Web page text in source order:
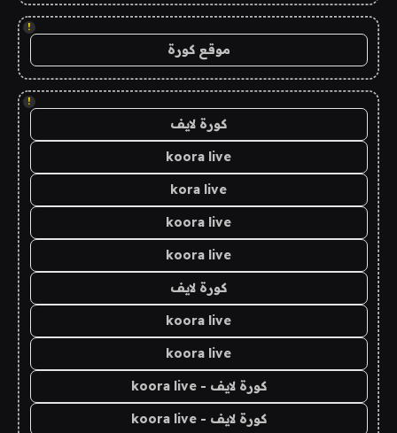
!
موقع كورة
!
كورة لايف
koora live
kora live
koora live
koora live
كورة لايف
koora live
koora live
كورة لايف - koora live
كورة لايف - koora live